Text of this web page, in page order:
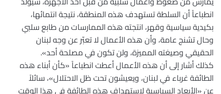
انطباعاً أن السلطة تستهدف هذه المنطقة، نتيجة انتمائها،
بكيدية سياسية وقهر، انتجته هذه الممارسات من طابع سلبي
وحال تشنج عامة، وأن هذه الأعمال لا تعبّر عن وجه لبنان
الحقيقي وصيغته المميزة، ولن تكون في مصلحة أحد».
كذلك أشار إلى أن هذه الأعمال أعطت انطباعاً «كأن أبناء هذه
الطائفة غرباء في لبنان، ويعيشون تحت ظل الاحتلال»، سائلاً
عن «الأبعاد السياسية لاستهداف هذه الطائفة في هذا الوقت